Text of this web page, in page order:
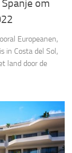
om
Europeanen,
in Costa del Sol,
land door de